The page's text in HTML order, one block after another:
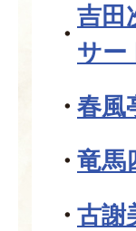
吉田
サー
春風
竜馬
古謝